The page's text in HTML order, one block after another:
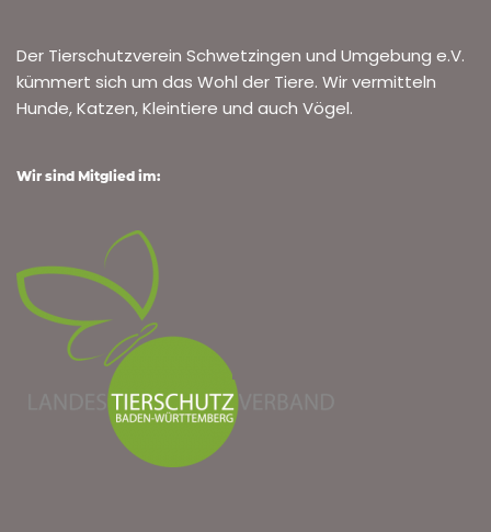
Der Tierschutzverein Schwetzingen und Umgebung e.V.
kümmert sich um das Wohl der Tiere. Wir vermitteln
Hunde, Katzen, Kleintiere und auch Vögel.
Wir sind Mitglied im: